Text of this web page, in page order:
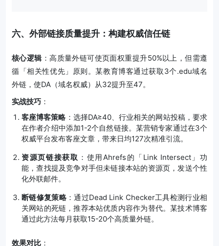
六、外部链接质量提升：构建权威信任链
核心逻辑：高质量外链可使页面权重提升50%以上，但需遵
循「相关性优先」原则。某教育博客通过获取3个.edu域名
外链，使DA（域名权威）从32提升至47。
实战技巧 ：
客座博客策略 ：选择DA≥40、行业相关的网站投稿，要求
在作者介绍中添加1-2个自然链接。某营销专家通过在3个
权威平台发布客座文章，带来日均127次精准引流。
资源页链接获取 ：使用Ahrefs的「Link Intersect」功
能，查找提及竞争对手但未链接本站的资源页，发送个性
化外联邮件。
断链修复策略 ：通过Dead Link Checker工具检测行业相
关网站的死链，推荐本站优质内容作为替代。某技术博客
通过此方法每月获取15-20个高质量外链。
效果对比 ：